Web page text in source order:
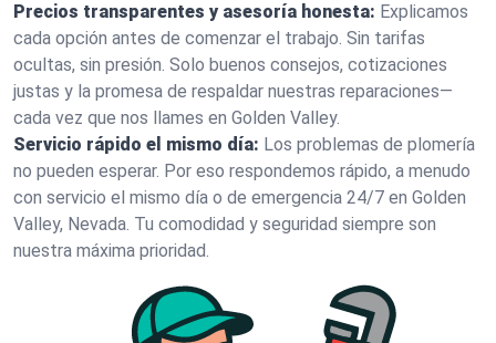
Precios transparentes y asesoría honesta: Explicamos
cada opción antes de comenzar el trabajo. Sin tarifas
ocultas, sin presión. Solo buenos consejos, cotizaciones
justas y la promesa de respaldar nuestras reparaciones—
cada vez que nos llames en Golden Valley.
Servicio rápido el mismo día: Los problemas de plomería
no pueden esperar. Por eso respondemos rápido, a menudo
con servicio el mismo día o de emergencia 24/7 en Golden
Valley, Nevada. Tu comodidad y seguridad siempre son
nuestra máxima prioridad.